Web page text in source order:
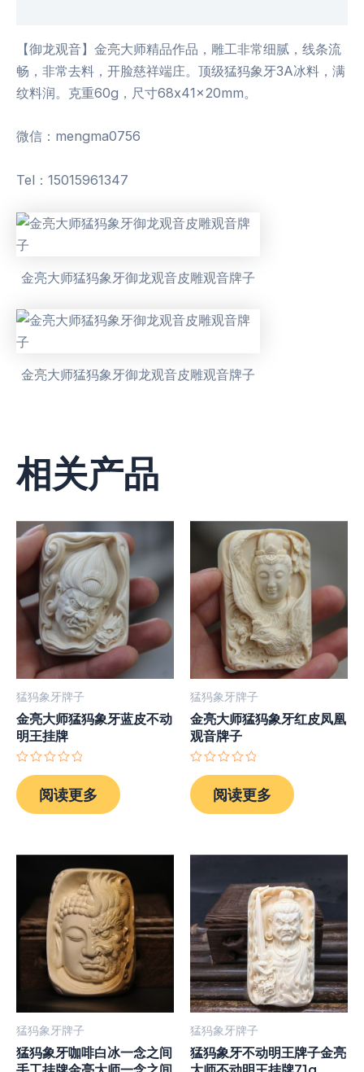
【御龙观音】金亮大师精品作品，雕工非常细腻，线条流
畅，非常去料，开脸慈祥端庄。顶级猛犸象牙3A冰料，满
纹料润。克重60g，尺寸68x41x20mm。
微信：mengma0756
Tel：15015961347
金亮大师猛犸象牙御龙观音皮雕观音牌子
金亮大师猛犸象牙御龙观音皮雕观音牌子
相关产品
猛犸象牙牌子
金亮大师猛犸象牙蓝皮不动
明王挂牌
评
分
0
&sol;
阅读更多
猛犸象牙牌子
金亮大师猛犸象牙红皮凤凰
观音牌子
评
分
0
&sol;
阅读更多
猛犸象牙牌子
猛犸象牙咖啡白冰一念之间
猛犸象牙牌子
猛犸象牙不动明王牌子金亮